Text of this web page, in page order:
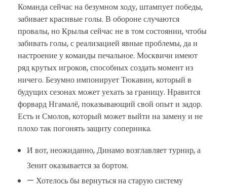
Команда сейчас на безумном ходу, штампует победы,
забивает красивые голы. В обороне случаются
провалы, но Крылья сейчас не в том состоянии, чтобы
забивать голы, с реализацией явные проблемы, да и
настроение у команды печальное. Москвичи имеют
ряд крутых игроков, способных создать момент из
ничего. Безумно импонирует Тюкавин, который в
будущих сезонах может уехать за границу. Нравится
форвард Нгамалё, показывающий свой опыт и задор.
Есть и Смолов, который может выйти на замену и не
плохо так погонять защиту соперника.
И вот, неожиданно, Динамо возглавляет турнир, а
Зенит оказывается за бортом.
— Хотелось бы вернуться на старую систему